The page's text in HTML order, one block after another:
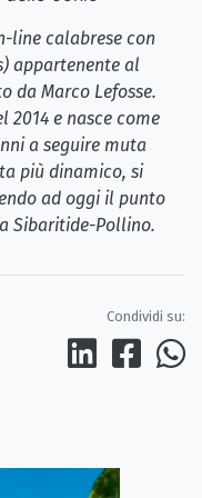
line calabrese con
appartenente al
da Marco Lefosse.
2014 e nasce come
a seguire muta
più dinamico, si
ad oggi il punto
Sibaritide-Pollino.
Condividi su: